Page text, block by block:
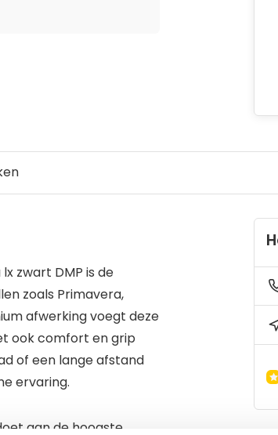
zwart DMP is de
zoals Primavera,
afwerking voegt deze
ook comfort en grip
of een lange afstand
ervaring.
aan de hoogste